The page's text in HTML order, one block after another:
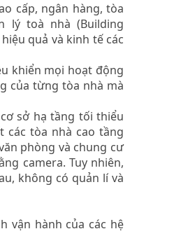
cấp, ngân hàng, tòa
lý toà nhà (Building
quả và kinh tế các
khiển mọi hoạt động
của từng tòa nhà mà
sở hạ tầng tối thiểu
các tòa nhà cao tầng
phòng và chung cư
camera. Tuy nhiên,
không có quản lí và
vận hành của các hệ